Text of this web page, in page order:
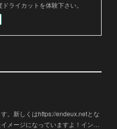
ライカットを体験下さい。
。新しくはhttps://endeux.netとな
メージになっていますよ！イン…